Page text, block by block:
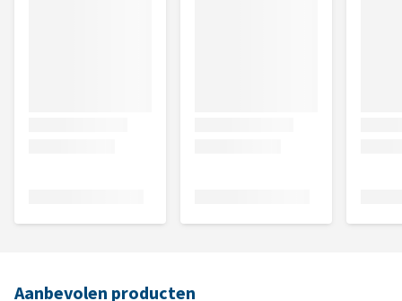
Aanbevolen producten